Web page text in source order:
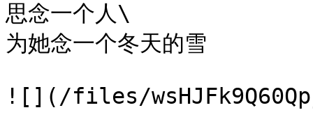
思念一个人\
为她念一个冬天的雪
![](/files/